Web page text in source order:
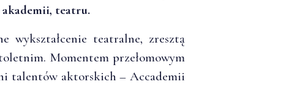
teatru.
wykształcenie teatralne, zresztą
Momentem przełomowym
talentów aktorskich – Accademii